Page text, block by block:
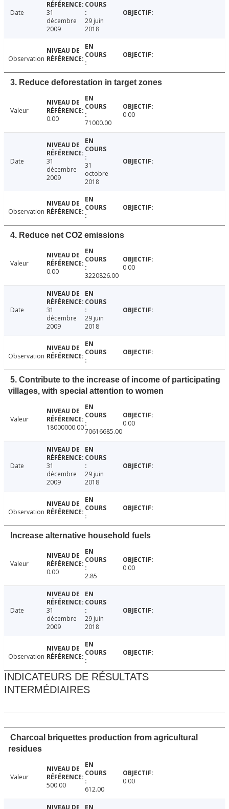
Date
31
décembre
2009
29 juin
2018
Observation
3. Reduce deforestation in target zones
Valeur
0.00
71000.00
0.00
Date
31
décembre
2009
31
octobre
2018
Observation
4. Reduce net CO2 emissions
Valeur
0.00
3220826.00
0.00
Date
31
décembre
2009
29 juin
2018
Observation
5. Contribute to the increase of income of participating
villages, with special attention to women
Valeur
18000000.0070616685.00
0.00
Date
31
décembre
2009
29 juin
2018
Observation
Increase alternative household fuels
Valeur
0.00
2.85
0.00
Date
31
décembre
2009
29 juin
2018
Observation
INDICATEURS DE RÉSULTATS
INTERMÉDIAIRES
Charcoal briquettes production from agricultural
residues
Valeur
500.00
612.00
0.00